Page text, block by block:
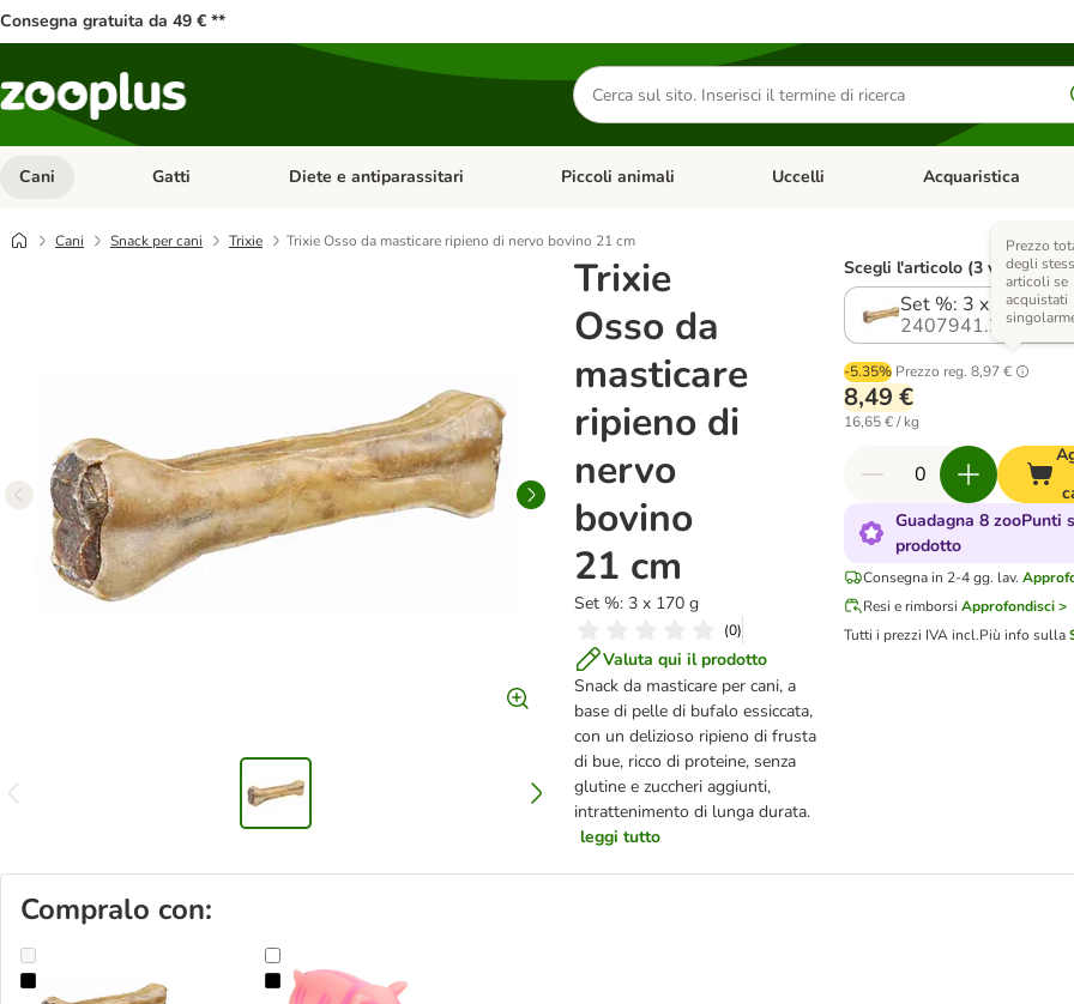
Consegna gratuita da 49 € **
Cerca
prodotti
Cani Apri Menu Categoria: Cani
Gatti Apri Menu Categoria: Gatti
Diete e antiparassitari Apri Menu Categoria: Diete e antiparassitari
Piccoli animali Apri Menu Categoria: Piccoli animali
Uccelli Apri Menu Categoria:
Acquaristica
Cani Snack per cani Trixie Trixie Osso da masticare ripieno di nervo bovino 21 cm
Trixie
Osso da
masticare
ripieno di
nervo
bovino
21 cm
Set %: 3 x 170 g
(0)
Valuta qui il prodotto
Snack da masticare per cani, a
base di pelle di bufalo essiccata,
con un delizioso ripieno di frusta
di bue, ricco di proteine, senza
glutine e zuccheri aggiunti,
intrattenimento di lunga durata.
leggi tutto
Scegli l'articolo (3 varianti)
Set %: 3 x 170 g
2407941.2
-5.35% Prezzo reg. 8,97 €
Prezzo
degli
articoli se
acquistati
8,49 €
16,65 € / kg
Guadagna 8 zooPunti
prodotto
Consegna in 2-4 gg. lav.
Resi e rimborsi Approfondisci >
Tutti i prezzi IVA incl.Più info sulla
Compralo con:
Trixie Osso da masticare ripieno di nervo bovino 21 cm
Gioco per cani Maialino in lattice